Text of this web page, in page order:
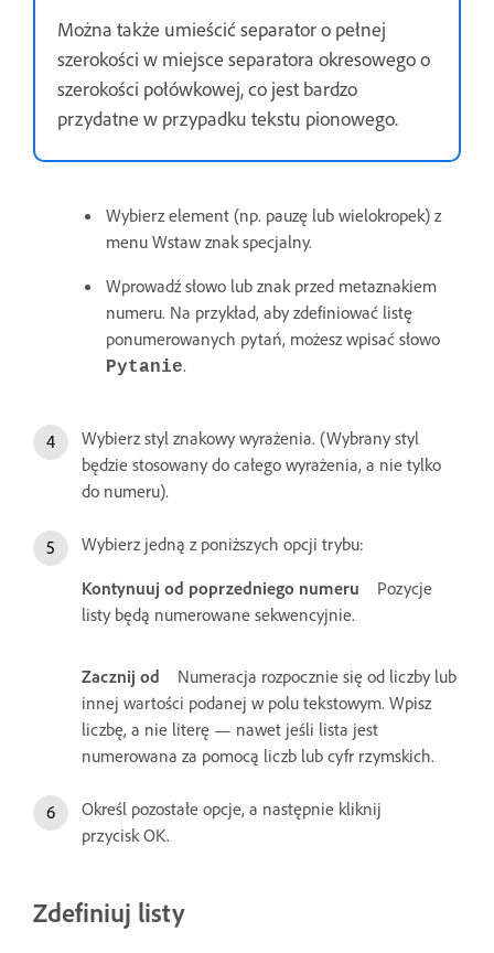
Można także umieścić separator o pełnej
szerokości w miejsce separatora okresowego o
szerokości połówkowej, co jest bardzo
przydatne w przypadku tekstu pionowego.
Wybierz element (np. pauzę lub wielokropek) z
menu Wstaw znak specjalny.
Wprowadź słowo lub znak przed metaznakiem
numeru. Na przykład, aby zdefiniować listę
ponumerowanych pytań, możesz wpisać słowo
Pytanie.
Wybierz styl znakowy wyrażenia. (Wybrany styl
będzie stosowany do całego wyrażenia, a nie tylko
do numeru).
Wybierz jedną z poniższych opcji trybu:
Kontynuuj od poprzedniego numeru
Pozycje
listy będą numerowane sekwencyjnie.
Zacznij od
Numeracja rozpocznie się od liczby lub
innej wartości podanej w polu tekstowym. Wpisz
liczbę, a nie literę — nawet jeśli lista jest
numerowana za pomocą liczb lub cyfr rzymskich.
Określ pozostałe opcje, a następnie kliknij
przycisk OK.
Zdefiniuj listy